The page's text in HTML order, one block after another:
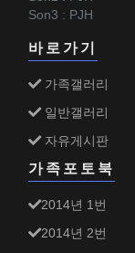
Son3 : PJH
바로가기
가족갤러리
일반갤러리
자유게시판
가족포토북
2014년 1번
2014년 2번